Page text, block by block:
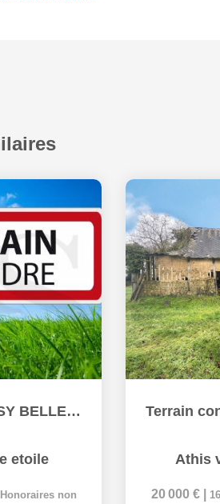
TERRAIN CERISY BELLE ETOILE
etoile
Honoraires non
Athis
20 000 €